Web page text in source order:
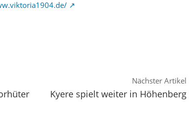
Nächster Artikel
Kyere spielt weiter in Höhenberg